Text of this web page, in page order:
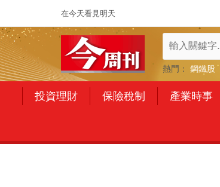
在今天看見明天
熱門： 鋼鐵股
投資理財 保險稅制 產業時事